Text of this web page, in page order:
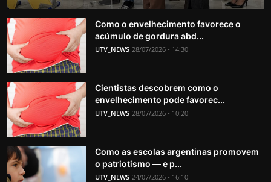
Como o envelhecimento favorece o
acúmulo de gordura abd...
UTV_NEWS 28/07/2026 - 14:30
Cientistas descobrem como o
envelhecimento pode favorec...
UTV_NEWS 28/07/2026 - 10:20
Como as escolas argentinas promovem
o patriotismo — e p...
UTV_NEWS 24/07/2026 - 16:10